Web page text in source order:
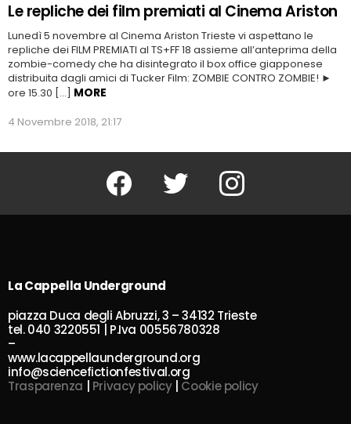
Le repliche dei film premiati al Cinema Ariston
Lunedì 5 novembre al Cinema Ariston Trieste vi aspettano le
repliche dei FILM PREMIATI al TS+FF 18 assieme all’anteprima della
zombie-comedy che ha disintegrato il box office giapponese
distribuita dagli amici di Tucker Film: ZOMBIE CONTRO ZOMBIE! ►
ore 15.30 […] MORE
4 Novembre 2018, 21:17
Facebook Twitter Instagram
La Cappella Underground
piazza Duca degli Abruzzi, 3 – 34132 Trieste
tel. 040 3220551 | P.Iva 00556780328
–
www.lacappellaunderground.org
info@sciencefictionfestival.org
Trasparenza
Privacy policy| Cookie policy